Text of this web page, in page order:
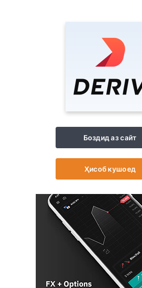
Боздид аз сайт
Ҳисоб кушоед